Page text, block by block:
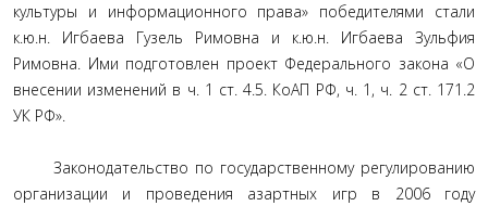
культуры и информационного права» победителями стали
к.ю.н. Игбаева Гузель Римовна и к.ю.н. Игбаева Зульфия
Римовна. Ими подготовлен проект Федерального закона «О
внесении изменений в ч. 1 ст. 4.5. КоАП РФ, ч. 1, ч. 2 ст. 171.2
УК РФ».
Законодательство по государственному регулированию
организации и проведения азартных игр в 2006 году